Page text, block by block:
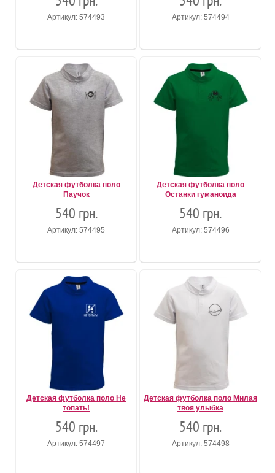
Артикул: 574493 Артикул: 574494
Детская футболка поло
Паучок
540 грн.
Артикул: 574495
Детская футболка поло
Останки гуманоида
540 грн.
Артикул: 574496
Детская футболка поло Не
топать!
540 грн.
Артикул: 574497
Детская футболка поло Милая
твоя улыбка
540 грн.
Артикул: 574498